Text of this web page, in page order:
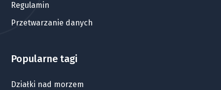
Regulamin
Przetwarzanie danych
Popularne tagi
Działki nad morzem